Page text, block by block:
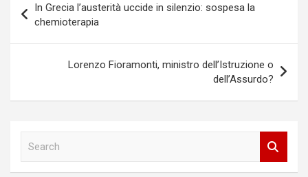
articoli
In Grecia l’austerità uccide in silenzio: sospesa la
chemioterapia
Lorenzo Fioramonti, ministro dell’Istruzione o
dell’Assurdo?